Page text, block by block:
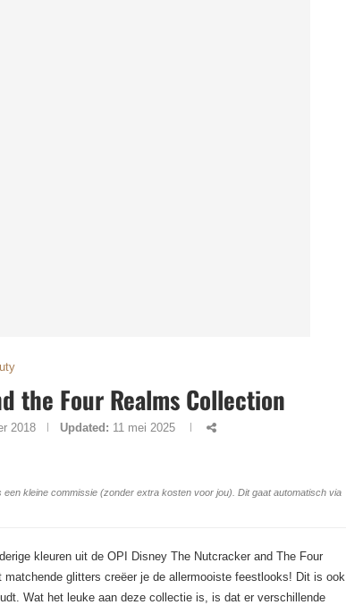
the Four Realms Collection
2018 Updated: 11 mei 2025
kleine commissie (zonder extra kosten voor jou). Dit gaat automatisch via
kleuren uit de OPI Disney The Nutcracker and The Four
glitters creëer je de allermooiste feestlooks! Dit is ook
Wat het leuke aan deze collectie is, is dat er verschillende